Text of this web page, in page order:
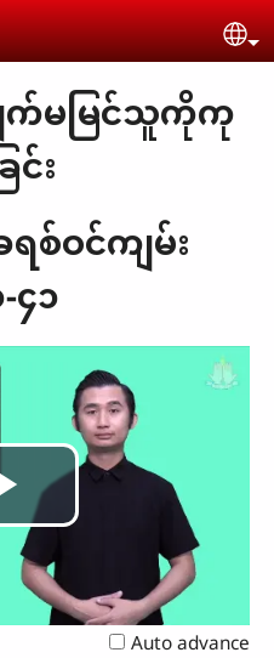
က်မမြင်သူကိုကု
င်း
စ်ဝင်ကျမ်း
၄၁
Play
Video
Auto advance